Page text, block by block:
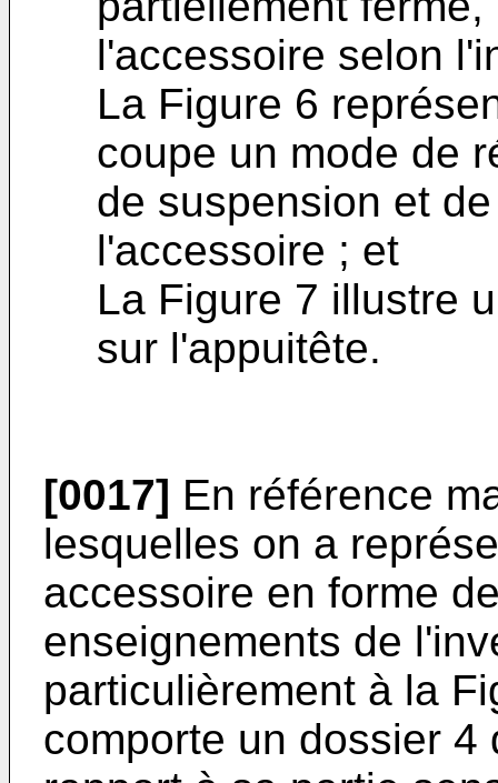
l'accessoire selon
La Figure 6
coupe un mode de
de suspension et
l'accessoire ; et
La Figure 7 illustre
sur l'appuitête.
[0017] En référence
lesquelles on a
accessoire en forme
enseignements de
particulièrement à la
comporte un dossier